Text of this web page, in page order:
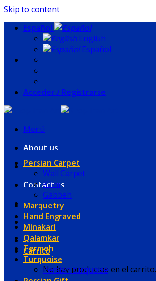
Skip to content
Español
English
Español
Acceder / Registrarse
Menú
About us
Contact us
Carrito
No hay productos en el carrito.
Persian Carpet
Wall Carpet
Kilim
Gabbeh
Marquetry
Hand Engraved
Minakari
Qalamkar
Termeh
Turquoise
Persian turquoise